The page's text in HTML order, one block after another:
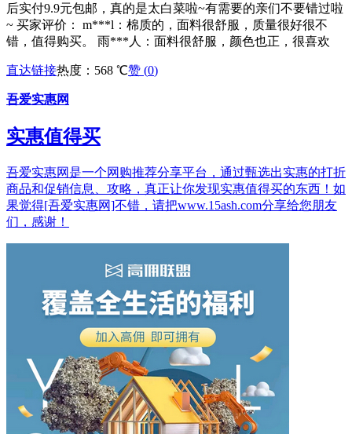
后实付9.9元包邮，真的是太白菜啦~有需要的亲们不要错过啦
~ 买家评价： m***l：棉质的，面料很舒服，质量很好很不
错，值得购买。 雨***人：面料很舒服，颜色也正，很喜欢
直达链接热度：568 ℃赞 (0)
吾爱实惠网
实惠值得买
吾爱实惠网是一个网购推荐分享平台，通过甄选出实惠的打折
商品和促销信息、攻略，真正让你发现实惠值得买的东西！如
果觉得[吾爱实惠网]不错，请把www.15ash.com分享给您朋友
们，感谢！